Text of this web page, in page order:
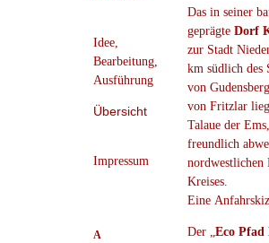
Idee,
Bearbeitung,
Ausführung
Übersicht
Impressum
A
Das in seiner
geprägte Dorf
zur Stadt
km südlich des
von
von Fritzlar
Talaue der
freundlich
nordwestlichen
Kreises.
Eine
Der „Eco